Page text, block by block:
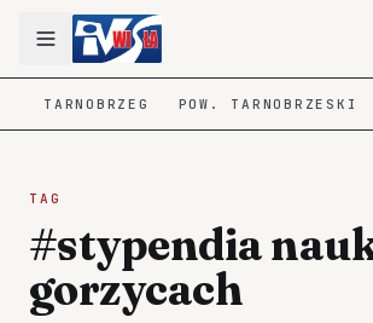
TARNOBRZEG POW. TARNOBRZESKI
TAG
#stypendia
gorzycach